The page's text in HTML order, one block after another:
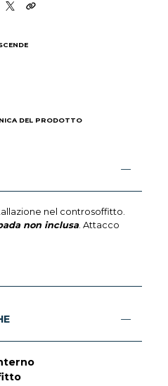
DEL PRODOTTO
nel controsoffitto.
non inclusa. Attacco